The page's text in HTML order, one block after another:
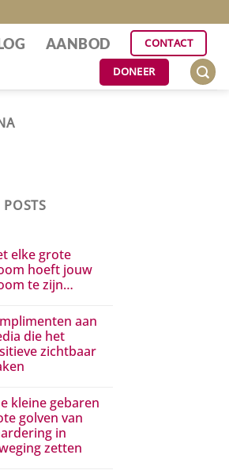
AANBOD CONTACT
DONEER
POSTS
elke grote
hoeft jouw
te zijn…
aan
die het
zichtbaar
kleine gebaren
golven van
in
zetten